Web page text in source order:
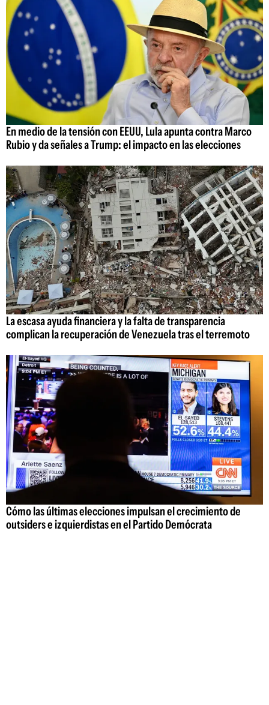
En medio de la tensión con EEUU, Lula apunta contra Marco
Rubio y da señales a Trump: el impacto en las elecciones
La escasa ayuda financiera y la falta de transparencia
complican la recuperación de Venezuela tras el terremoto
Cómo las últimas elecciones impulsan el crecimiento de
outsiders e izquierdistas en el Partido Demócrata